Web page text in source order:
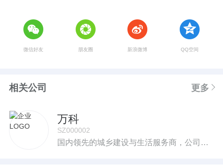
微信好友 朋友圈 新浪微博 QQ空间
相关公司 更多
万科
SZ000002
‍‍国内领先的城乡建设与生活服务商，公司业务聚焦全国经济最具活力的三大经济圈及中西部重点城市。‍‍